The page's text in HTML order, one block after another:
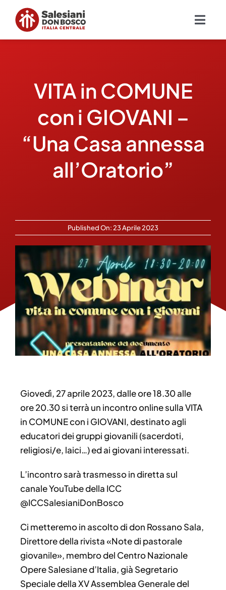
contenuto
Missione
Ambienti educativi e servizi
VITA in COMUNE
con i GIOVANI –
“Una Casa annessa
all’Oratorio”
Published On: 23 Aprile 2023
Giovedì, 27 aprile 2023, dalle ore 18.30 alle
ore 20.30 si terrà un incontro online sulla VITA
in COMUNE con i GIOVANI, destinato agli
educatori dei gruppi giovanili (sacerdoti,
religiosi/e, laici…) ed ai giovani interessati.
L’incontro sarà trasmesso in diretta sul
canale YouTube della ICC
@ICCSalesianiDonBosco
Ci metteremo in ascolto di don Rossano Sala,
Direttore della rivista «Note di pastorale
giovanile», membro del Centro Nazionale
Opere Salesiane d’Italia, già Segretario
Speciale della XV Assemblea Generale del